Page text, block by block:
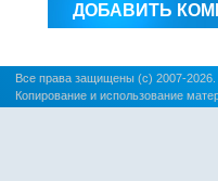
Все права защищены (c) 2007-2026.
Копирование и использование